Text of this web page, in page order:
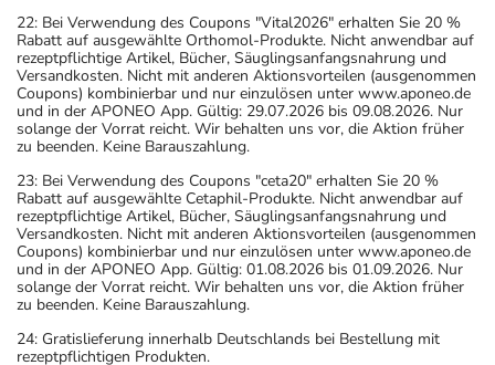
22: Bei Verwendung des Coupons "Vital2026" erhalten Sie 20 %
Rabatt auf ausgewählte Orthomol-Produkte. Nicht anwendbar auf
rezeptpflichtige Artikel, Bücher, Säuglingsanfangsnahrung und
Versandkosten. Nicht mit anderen Aktionsvorteilen (ausgenommen
Coupons) kombinierbar und nur einzulösen unter www.aponeo.de
und in der APONEO App. Gültig: 29.07.2026 bis 09.08.2026. Nur
solange der Vorrat reicht. Wir behalten uns vor, die Aktion früher
zu beenden. Keine Barauszahlung.
23: Bei Verwendung des Coupons "ceta20" erhalten Sie 20 %
Rabatt auf ausgewählte Cetaphil-Produkte. Nicht anwendbar auf
rezeptpflichtige Artikel, Bücher, Säuglingsanfangsnahrung und
Versandkosten. Nicht mit anderen Aktionsvorteilen (ausgenommen
Coupons) kombinierbar und nur einzulösen unter www.aponeo.de
und in der APONEO App. Gültig: 01.08.2026 bis 01.09.2026. Nur
solange der Vorrat reicht. Wir behalten uns vor, die Aktion früher
zu beenden. Keine Barauszahlung.
24: Gratislieferung innerhalb Deutschlands bei Bestellung mit
rezeptpflichtigen Produkten.